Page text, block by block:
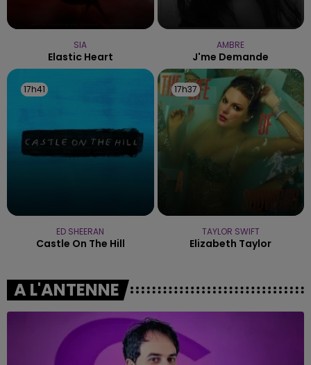
SIA
Elastic Heart
AMBRE
J'me Demande
17h41
17h41
ED SHEERAN
Castle On The Hill
17h37
17h37
TAYLOR SWIFT
Elizabeth Taylor
A L'ANTENNE